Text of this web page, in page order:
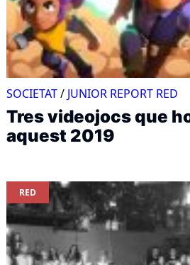
SOCIETAT/ JUNIOR REPORT RED
Tres videojocs que
aquest 2019
RED